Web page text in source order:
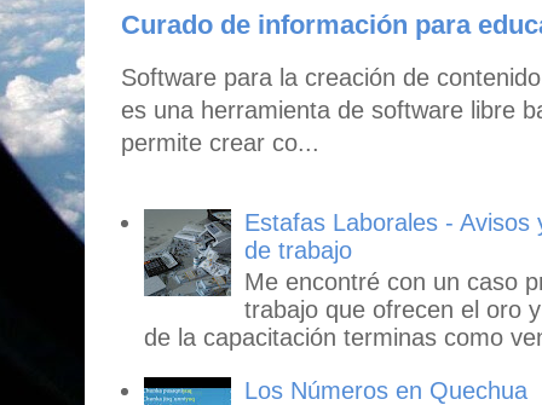
Curado de información para
Software para la creación de
es una herramienta de software libre
permite crear co...
Estafas Laborales -
de trabajo
Me encontré con un caso
trabajo que ofrecen el oro
de la capacitación terminas como
Los Números en Quechua